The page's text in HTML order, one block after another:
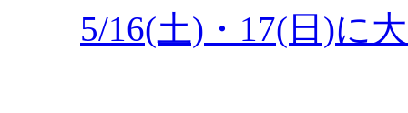
5/16(土)・17(日)に